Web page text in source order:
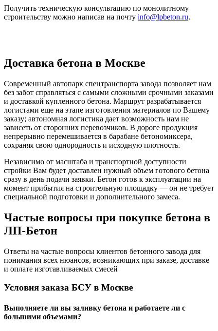
Получить техническую консультацию по монолитному
строительству можно написав на почту info@lpbeton.ru.
Доставка бетона в Москве
Современный автопарк спецтранспорта завода позволяет нам
без забот справляться с самыми сложными срочными заказами
и доставкой купленного бетона. Маршрут разрабатывается
логистами еще на этапе изготовления материалов по Вашему
заказу; автономная логистика дает возможность нам не
зависеть от сторонних перевозчиков. В дороге продукция
непрерывно перемешивается в барабане бетономиксера,
сохраняя свою однородность и исходную плотность.
Независимо от масштаба и транспортной доступности
стройки Вам будет доставлен нужный объем готового бетона
сразу в день подачи заявки. Бетон готов к эксплуатации на
момент прибытия на строительную площадку — он не требует
специальной подготовки и дополнительного замеса.
Частые вопросы при покупке бетона в
ЛП-Бетон
Ответы на частые вопросы клиентов бетонного завода для
понимания всех нюансов, возникающих при заказе, доставке
и оплате изготавливаемых смесей
Условия заказа БСУ в Москве
Выполняете ли вы заливку бетона и работаете ли с
большими объемами?